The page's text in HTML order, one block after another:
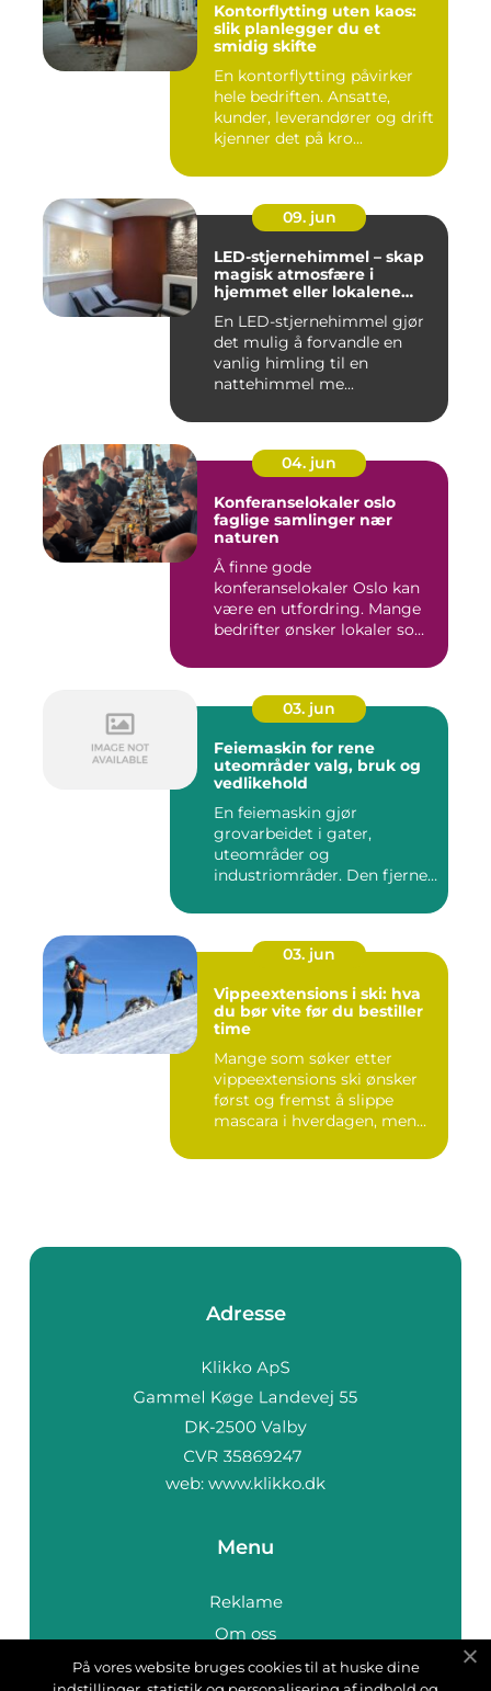
Kontorflytting uten kaos:
slik planlegger du et
smidig skifte
En kontorflytting påvirker
hele bedriften. Ansatte,
kunder, leverandører og drift
kjenner det på kro...
09. jun
LED-stjernehimmel – skap
magisk atmosfære i
hjemmet eller lokalene
En LED-stjernehimmel gjør
det mulig å forvandle en
vanlig himling til en
nattehimmel me...
04. jun
Konferanselokaler oslo
faglige samlinger nær
naturen
Å finne gode
konferanselokaler Oslo kan
være en utfordring. Mange
bedrifter ønsker lokaler som
03. jun
Feiemaskin for rene
uteområder valg, bruk og
vedlikehold
En feiemaskin gjør
grovarbeidet i gater,
uteområder og
industriområder. Den fjerner
03. jun
Vippeextensions i ski: hva
du bør vite før du bestiller
time
Mange som søker etter
vippeextensions ski ønsker
først og fremst å slippe
mascara i hverdagen, men
Adresse
web: www.klikko.dk
Menu
Reklame
Om oss
Cookies
På vores website bruges cookies til at huske dine